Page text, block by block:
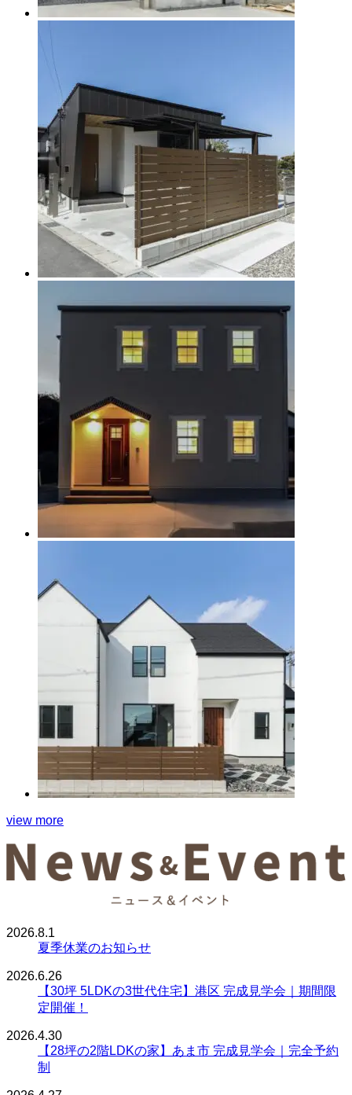
view more
2026.8.1
夏季休業のお知らせ
2026.6.26
【30坪 5LDKの3世代住宅】港区 完成見学会｜期間限
定開催！
2026.4.30
【28坪の2階LDKの家】あま市 完成見学会｜完全予約
制